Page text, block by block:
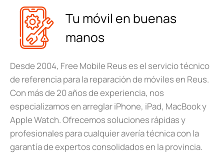
Tu móvil en buenas
manos
Desde 2004, Free Mobile Reus es el servicio técnico
de referencia para la reparación de móviles en Reus.
Con más de 20 años de experiencia, nos
especializamos en arreglar iPhone, iPad, MacBook y
Apple Watch. Ofrecemos soluciones rápidas y
profesionales para cualquier avería técnica con la
garantía de expertos consolidados en la provincia.